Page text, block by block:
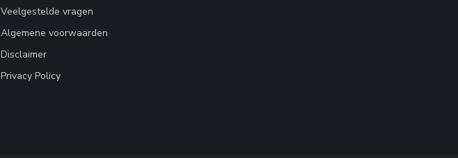
Veelgestelde vragen
Algemene voorwaarden
Disclaimer
Privacy Policy